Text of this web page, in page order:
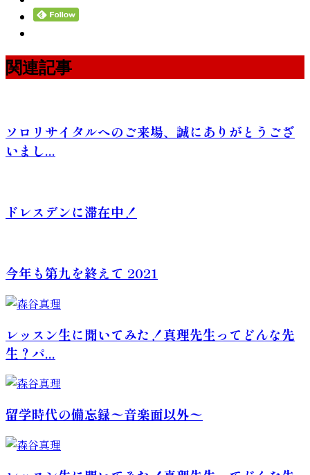
関連記事
ソロリサイタルへのご来場、誠にありがとうござ
いまし...
ドレスデンに滞在中！
今年も第九を終えて 2021
レッスン生に聞いてみた！真理先生ってどんな先
生？パ...
留学時代の備忘録〜音楽面以外〜